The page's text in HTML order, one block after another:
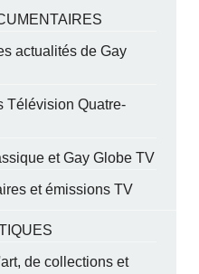
actualités de Gay
Télévision Quatre-
et Gay Globe TV
et émissions TV
de collections et